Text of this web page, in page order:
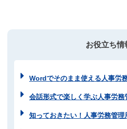
お役立ち情
Wordでそのまま使える人事労
会話形式で楽しく学ぶ人事労務
知っておきたい！人事労務管理